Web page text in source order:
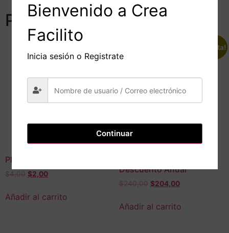
Productos relacionados
Plan Prueba
$4,00 $2,00
Añadir al carrito
¡Oferta!
Descuento Anual
$240,00 $204,00
Añadir al carrito
Bienvenido a Crea
Facilito
Inicia sesión o Registrate
Continuar